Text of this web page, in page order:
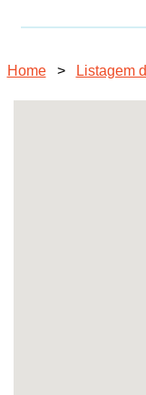
Home > Listagem